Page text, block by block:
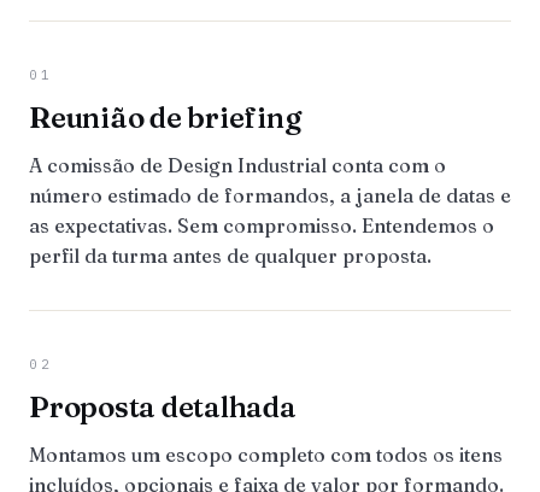
01
Reunião de briefing
A comissão de Design Industrial conta com o
número estimado de formandos, a janela de datas e
as expectativas. Sem compromisso. Entendemos o
perfil da turma antes de qualquer proposta.
02
Proposta detalhada
Montamos um escopo completo com todos os itens
incluídos, opcionais e faixa de valor por formando.